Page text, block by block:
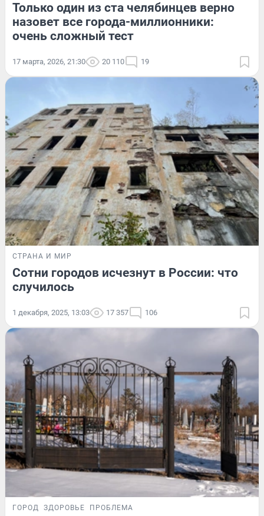
Только один из ста челябинцев верно
назовет все города-миллионники:
очень сложный тест
17 марта, 2026, 21:30 20 110 19
СТРАНА И МИР
Сотни городов исчезнут в России: что
случилось
1 декабря, 2025, 13:03 17 357 106
ГОРОД ЗДОРОВЬЕ ПРОБЛЕМА